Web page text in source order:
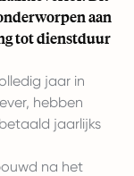
aan
tot dienstduur
jaar in
hebben
jaarlijks
na het